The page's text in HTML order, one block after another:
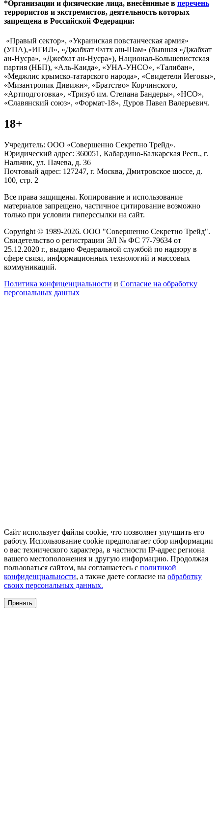
*Организации и физические лица, внесённные в перечень
террористов и экстремистов, деятельность которых
запрещена в Российской Федерации:
«Правый сектор», «Украинская повстанческая армия»
(УПА),«ИГИЛ», «Джабхат Фатх аш-Шам» (бывшая «Джабхат
ан-Нусра», «Джебхат ан-Нусра»), Национал-Большевистская
партия (НБП), «Аль-Каида», «УНА-УНСО», «Талибан»,
«Меджлис крымско-татарского народа», «Свидетели Иеговы»,
«Мизантропик Дивижн», «Братство» Корчинского,
«Артподготовка», «Тризуб им. Степана Бандеры», «НСО»,
«Славянский союз», «Формат-18», Дуров Павел Валерьевич.
18+
Учредитель: ООО «Совершенно Секретно Трейд».
Юридический адрес: 360051, Кабардино-Балкарская Респ., г.
Нальчик, ул. Пачева, д. 36
Почтовый адрес: 127247, г. Москва, Дмитровское шоссе, д.
100, стр. 2
Все права защищены. Копирование и использование
материалов запрещено, частичное цитирование возможно
только при условии гиперссылки на сайт.
Copyright © 1989-2026. ООО "Совершенно Секретно Трейд".
Свидетельство о регистрации ЭЛ № ФС 77-79634 от
25.12.2020 г., выдано Федеральной службой по надзору в
сфере связи, информационных технологий и массовых
коммуникаций.
Политика конфиценциальности и Согласие на обработку
персональных данных
Сайт использует файлы cookie, что позволяет улучшить его
работу. Использование cookie предполагает сбор информации
о вас технического характера, в частности IP-адрес региона
вашего местоположения и другую информацию. Продолжая
пользоваться сайтом, вы соглашаетесь с политикой
конфиденциальности, а также даете согласие на обработку
своих персональных данных.
Принять